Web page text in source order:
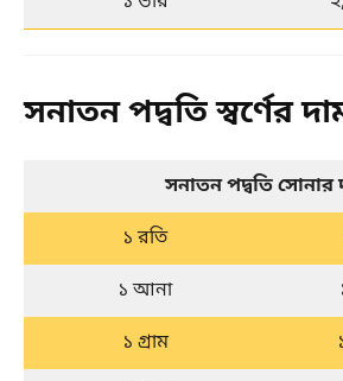
সনাতন পদ্বতি স্বর্ণের
সনাতন পদ্বতি সোনার
১ রতি
১ আনা
১ গ্রাম